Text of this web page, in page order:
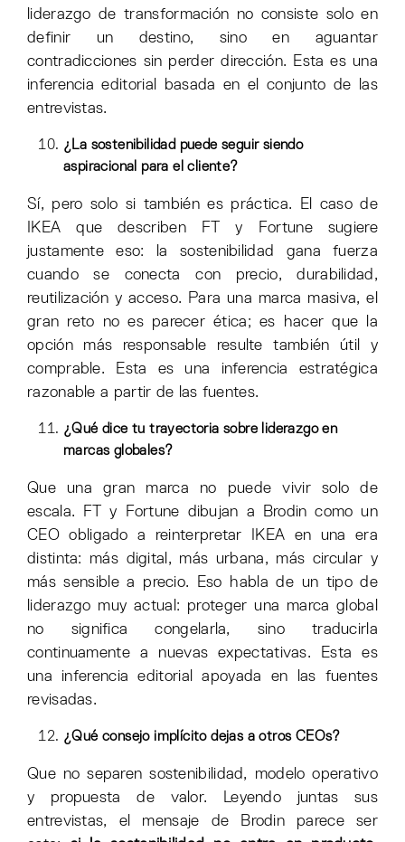
liderazgo de transformación no consiste solo en
definir un destino, sino en aguantar
contradicciones sin perder dirección. Esta es una
inferencia editorial basada en el conjunto de las
entrevistas.
¿La sostenibilidad puede seguir siendo
aspiracional para el cliente?
Sí, pero solo si también es práctica. El caso de
IKEA que describen FT y Fortune sugiere
justamente eso: la sostenibilidad gana fuerza
cuando se conecta con precio, durabilidad,
reutilización y acceso. Para una marca masiva, el
gran reto no es parecer ética; es hacer que la
opción más responsable resulte también útil y
comprable. Esta es una inferencia estratégica
razonable a partir de las fuentes.
¿Qué dice tu trayectoria sobre liderazgo en
marcas globales?
Que una gran marca no puede vivir solo de
escala. FT y Fortune dibujan a Brodin como un
CEO obligado a reinterpretar IKEA en una era
distinta: más digital, más urbana, más circular y
más sensible a precio. Eso habla de un tipo de
liderazgo muy actual: proteger una marca global
no significa congelarla, sino traducirla
continuamente a nuevas expectativas. Esta es
una inferencia editorial apoyada en las fuentes
revisadas.
¿Qué consejo implícito dejas a otros CEOs?
Que no separen sostenibilidad, modelo operativo
y propuesta de valor. Leyendo juntas sus
entrevistas, el mensaje de Brodin parece ser